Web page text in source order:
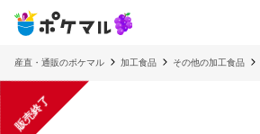
産直・通販のポケマル 加工食品 その他の加工食品
販売終了